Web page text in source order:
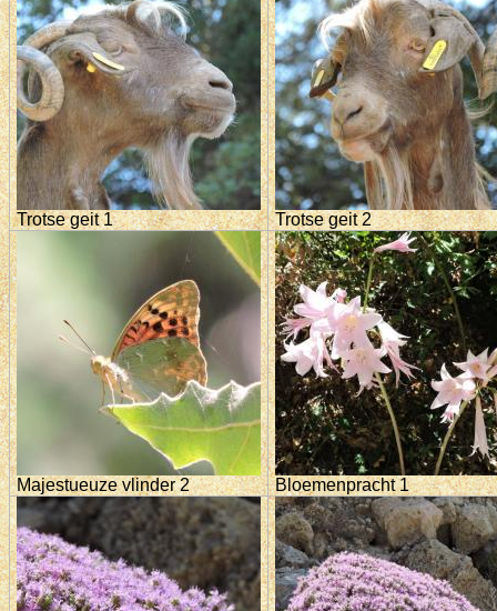
Trotse geit 1 Trotse geit 2
Majestueuze vlinder 2 Bloemenpracht 1